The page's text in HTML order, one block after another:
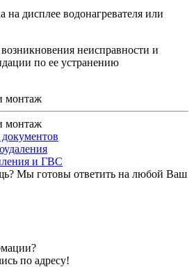
на дисплее водонагревателя или
неисправности и
по ее устранению
монтаж
монтаж
и ГВС
Мы готовы ответить на любой Ваш
по адресу!